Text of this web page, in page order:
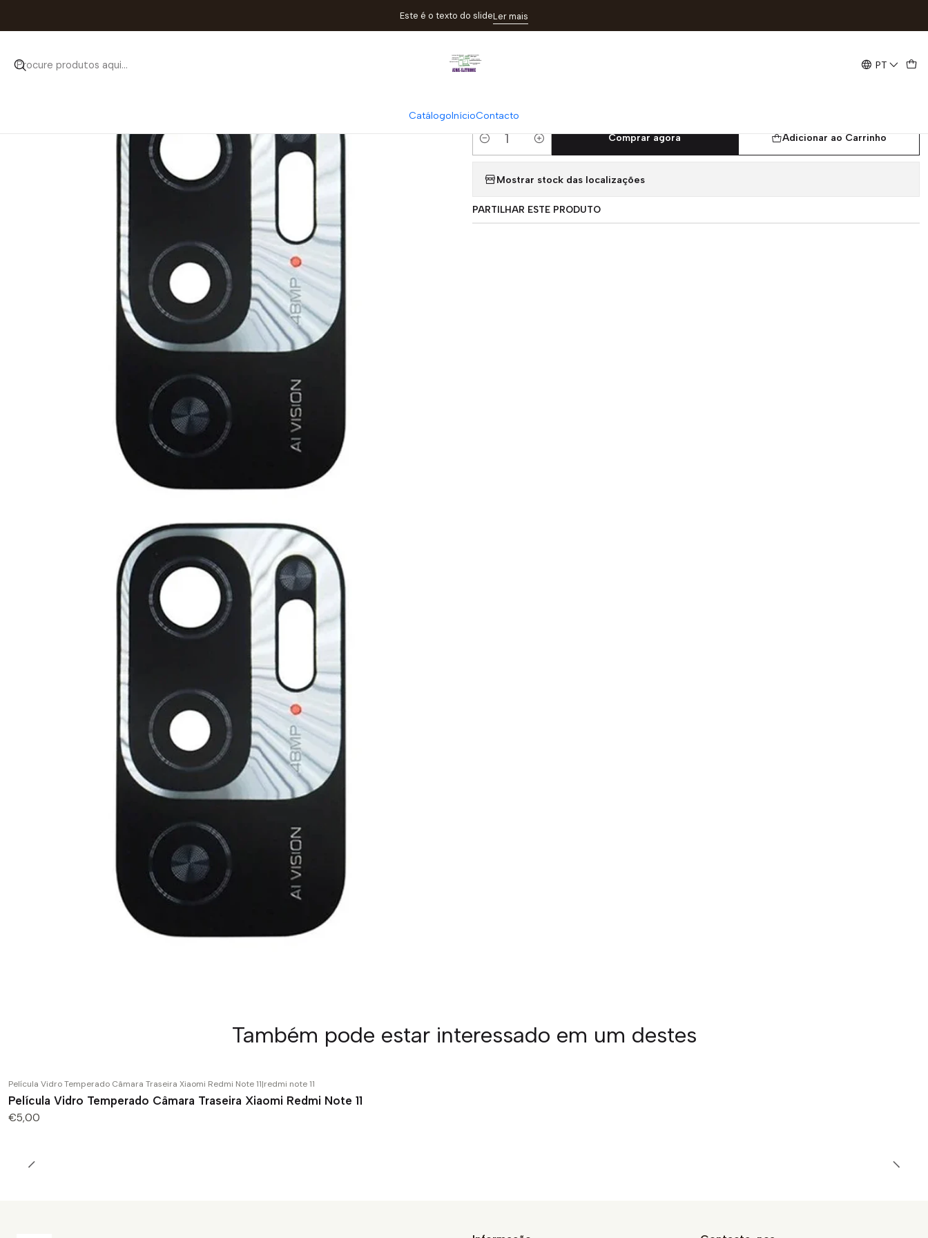
PT
CatálogoInícioContacto
Este é o texto do slideLer mais
Acessórios Lente Traseira Para Xiaomi Redmi Note 10 5G
|
Lente Traseira Para Xiaomi Redmi Note 10
Quantidade
Adicionar ao Carrinho
Comprar agora
Mostrar stock das localizações
PARTILHAR ESTE PRODUTO
Também pode estar interessado em um destes
Película Vidro Temperado Câmara Traseira Xiaomi Redmi Note 11|redmi note 11
Película Vidro Temperado Câmara Traseira Xiaomi Redmi Note 11
€5,00